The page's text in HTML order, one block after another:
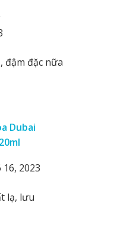
đậm đặc nữa
Dubai
2023
lạ, lưu